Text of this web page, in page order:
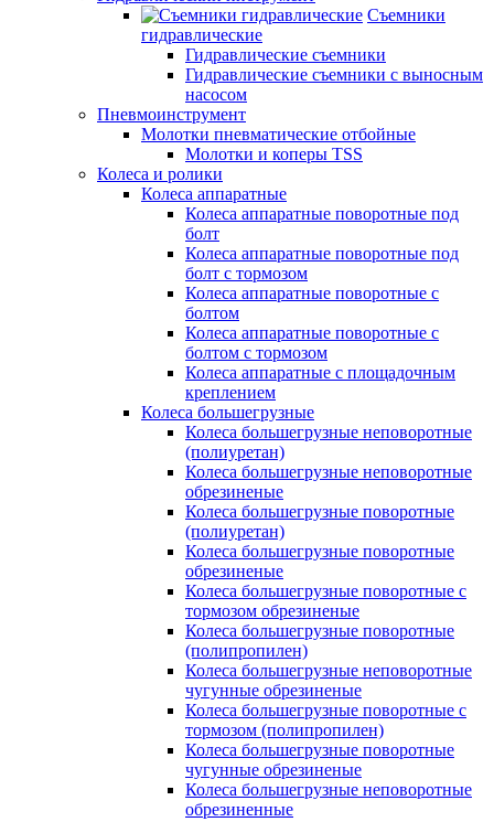
Съемники
гидравлические
Гидравлические съемники
Гидравлические cъемники с выносным
насосом
Пневмоинструмент
Молотки пневматические отбойные
Молотки и коперы TSS
Колеса и ролики
Колеса аппаратные
Колеса аппаратные поворотные под
болт
Колеса аппаратные поворотные под
болт с тормозом
Колеса аппаратные поворотные с
болтом
Колеса аппаратные поворотные с
болтом с тормозом
Колеса аппаратные с площадочным
креплением
Колеса большегрузные
Колеса большегрузные неповоротные
(полиуретан)
Колеса большегрузные неповоротные
обрезиненые
Колеса большегрузные поворотные
(полиуретан)
Колеса большегрузные поворотные
обрезиненые
Колеса большегрузные поворотные с
тормозом обрезиненые
Колеса большегрузные поворотные
(полипропилен)
Колеса большегрузные неповоротные
чугунные обрезиненые
Колеса большегрузные поворотные с
тормозом (полипропилен)
Колеса большегрузные поворотные
чугунные обрезиненые
Колеса большегрузные неповоротные
обрезиненные